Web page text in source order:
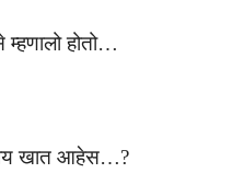
म्हणालो होतो…
खात आहेस…?